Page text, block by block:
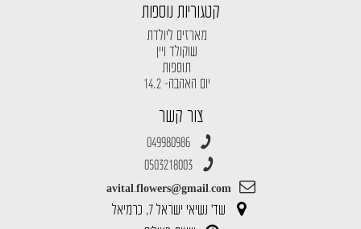
קטגוריות נוספות
מארזים ליולדת
שוקולד ויין
תוספות
יום האהבה- 14.2
צור קשר
049980986
0503218003
avital.flowers@gmail.com
שד' נשיאי ישראל 7, כרמיאל